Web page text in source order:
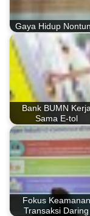
Gaya Hidup
Bank BUMN Kerja
Sama E-tol
Fokus Keamanan
Transaksi Daring